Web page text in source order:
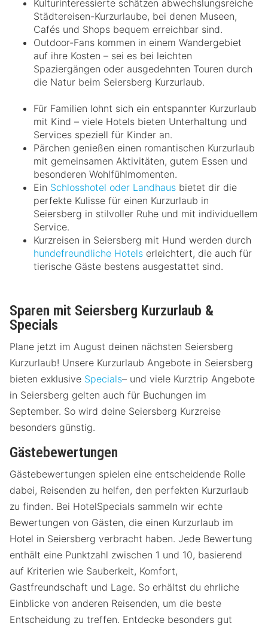
Kulturinteressierte schätzen abwechslungsreiche
Städtereisen-Kurzurlaube, bei denen Museen,
Cafés und Shops bequem erreichbar sind.
Outdoor-Fans kommen in einem Wandergebiet
auf ihre Kosten – sei es bei leichten
Spaziergängen oder ausgedehnten Touren durch
die Natur beim Seiersberg Kurzurlaub.
Für Familien lohnt sich ein entspannter Kurzurlaub
mit Kind – viele Hotels bieten Unterhaltung und
Services speziell für Kinder an.
Pärchen genießen einen romantischen Kurzurlaub
mit gemeinsamen Aktivitäten, gutem Essen und
besonderen Wohlfühlmomenten.
Ein Schlosshotel oder Landhaus bietet dir die
perfekte Kulisse für einen Kurzurlaub in
Seiersberg in stilvoller Ruhe und mit individuellem
Service.
Kurzreisen in Seiersberg mit Hund werden durch
hundefreundliche Hotels erleichtert, die auch für
tierische Gäste bestens ausgestattet sind.
Sparen mit Seiersberg Kurzurlaub &
Specials
Plane jetzt im August deinen nächsten Seiersberg
Kurzurlaub! Unsere Kurzurlaub Angebote in Seiersberg
bieten exklusive Specials– und viele Kurztrip Angebote
in Seiersberg gelten auch für Buchungen im
September. So wird deine Seiersberg Kurzreise
besonders günstig.
Gästebewertungen
Gästebewertungen spielen eine entscheidende Rolle
dabei, Reisenden zu helfen, den perfekten Kurzurlaub
zu finden. Bei HotelSpecials sammeln wir echte
Bewertungen von Gästen, die einen Kurzurlaub im
Hotel in Seiersberg verbracht haben. Jede Bewertung
enthält eine Punktzahl zwischen 1 und 10, basierend
auf Kriterien wie Sauberkeit, Komfort,
Gastfreundschaft und Lage. So erhältst du ehrliche
Einblicke von anderen Reisenden, um die beste
Entscheidung zu treffen. Entdecke besonders gut